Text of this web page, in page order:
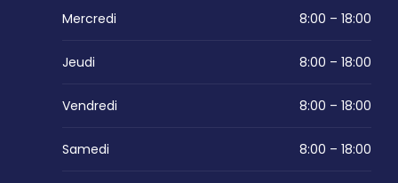
Mercredi 8:00 – 18:00
Jeudi 8:00 – 18:00
Vendredi 8:00 – 18:00
Samedi 8:00 – 18:00